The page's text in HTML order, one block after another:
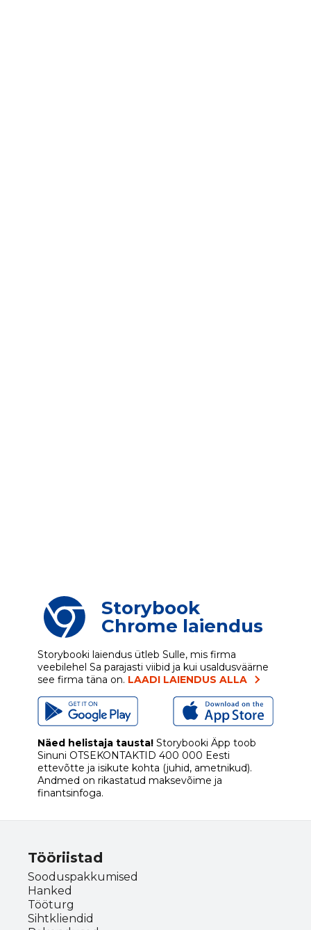
Storybook
Chrome laiendus
Storybooki laiendus ütleb Sulle, mis firma
veebilehel Sa parajasti viibid ja kui usaldusväärne
see firma täna on. LAADI LAIENDUS ALLA
Näed helistaja tausta! Storybooki Äpp toob
Sinuni OTSEKONTAKTID 400 000 Eesti
ettevõtte ja isikute kohta (juhid, ametnikud).
Andmed on rikastatud maksevõime ja
finantsinfoga.
Tööriistad
Sooduspakkumised
Hanked
Tööturg
Sihtkliendid